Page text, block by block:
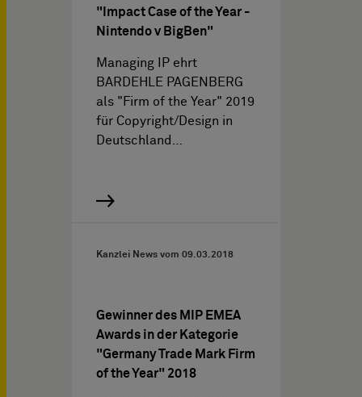
"Impact Case of the Year -
Nintendo v BigBen"
Managing IP ehrt
BARDEHLE PAGENBERG
als "Firm of the Year" 2019
für Copyright/Design in
Deutschland…
Kanzlei News vom 09.03.2018
Gewinner des MIP EMEA
Awards in der Kategorie
"Germany Trade Mark Firm
of the Year" 2018